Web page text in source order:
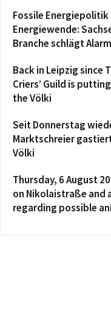
Fossile
Energiewende:
Branche schlägt Alarm
Back in Leipzig since
Criers’ Guild is
the Völki
Seit Donnerstag
Marktschreier
Völki
Thursday, 6 August
on Nikolaistraße and
regarding possible